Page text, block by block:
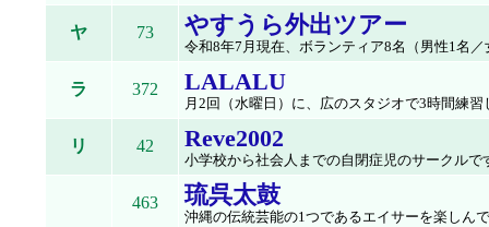
ヤ 73 やすうら外出ツアー
令和8年7月現在、ボランティア8名（男性1名
ラ 372 LALALU
月2回（水曜日）に、広のスタジオで3時間練
リ 42 Reve2002
小学校から社会人までの自閉症児のサークルで
463 琉呉太鼓
沖縄の伝統芸能の1つであるエイサーを楽しん